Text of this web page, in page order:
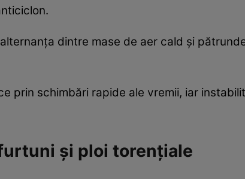
dintre mase de aer cald și
prin schimbări rapide ale vremii, iar
și ploi torențiale